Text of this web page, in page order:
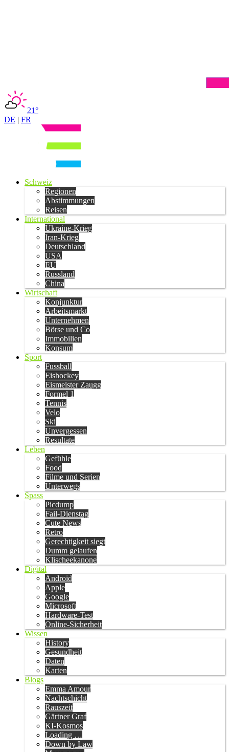
21°
DE | FR
Schweiz
Regionen
Abstimmungen
Reisen
International
Ukraine-Krieg
Iran-Krieg
Deutschland
USA
EU
Russland
China
Wirtschaft
Konjunktur
Arbeitsmarkt
Unternehmen
Börse und Co
Immobilien
Konsum
Sport
Fussball
Eishockey
Eismeister Zaugg
Formel 1
Tennis
Velo
Ski
Unvergessen
Resultate
Leben
Gefühle
Food
Filme und Serien
Unterwegs
Spass
Picdump
Fail-Dienstag
Cute News
Retro
Gerechtigkeit siegt
Dumm gelaufen
Klischeekanone
Digital
Android
Apple
Google
Microsoft
Hardware-Test
Online-Sicherheit
Wissen
History
Gesundheit
Daten
Karten
Blogs
Emma Amour
Nachtschicht
Rauszeit
Gärtner Graf
KI-Kosmos
Loading …
Down by Law